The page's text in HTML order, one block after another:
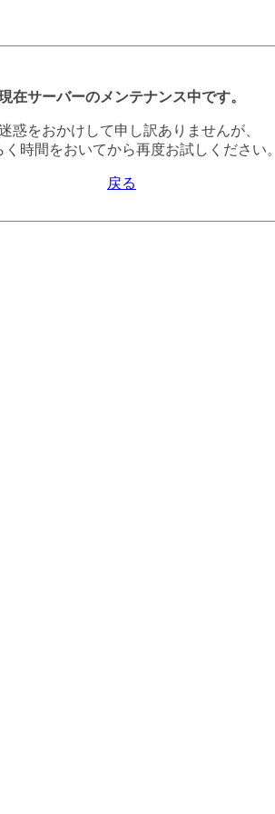
在サーバーのメンテナンス中です。
惑をおかけして申し訳ありませんが、
く時間をおいてから再度お試しください。
戻る